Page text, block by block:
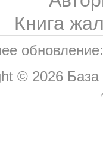
Книга
© 2026 База